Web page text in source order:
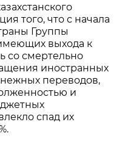
того, что с начала
Группы
выхода к
со смертельно
иностранных
переводов,
и
спад их